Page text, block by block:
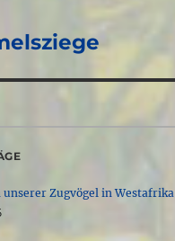
unserer Zugvögel in Westafrika